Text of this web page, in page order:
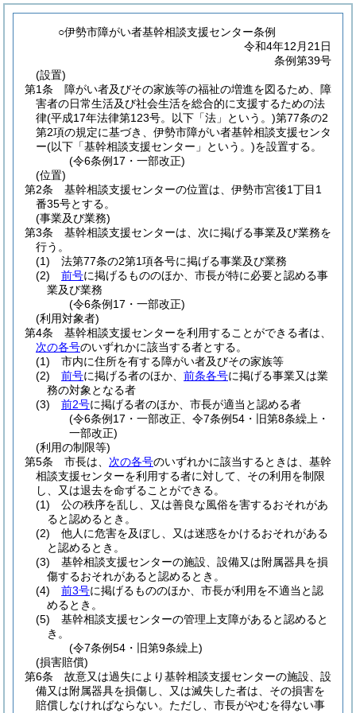
○伊勢市障がい者基幹相談支援センター条例
令和4年12月21日
条例第39号
(設置)
第1条
障がい者及びその家族等の福祉の増進を図るため、障
害者の日常生活及び社会生活を総合的に支援するための法
律(平成17年法律第123号。以下「法」という。)第77条の2
第2項の規定に基づき、伊勢市障がい者基幹相談支援センタ
ー(以下「基幹相談支援センター」という。)を設置する。
(令6条例17・一部改正)
(位置)
第2条
基幹相談支援センターの位置は、伊勢市宮後1丁目1
番35号とする。
(事業及び業務)
第3条
基幹相談支援センターは、次に掲げる事業及び業務を
行う。
(1)
法第77条の2第1項各号に掲げる事業及び業務
(2)
前号に掲げるもののほか、市長が特に必要と認める事
業及び業務
(令6条例17・一部改正)
(利用対象者)
第4条
基幹相談支援センターを利用することができる者は、
次の各号のいずれかに該当する者とする。
(1)
市内に住所を有する障がい者及びその家族等
(2)
前号に掲げる者のほか、 前条各号に掲げる事業又は業
務の対象となる者
(3)
前2号に掲げる者のほか、市長が適当と認める者
(令6条例17・一部改正、令7条例54・旧第8条繰上・
一部改正)
(利用の制限等)
第5条
市長は、 次の各号のいずれかに該当するときは、基幹
相談支援センターを利用する者に対して、その利用を制限
し、又は退去を命ずることができる。
(1)
公の秩序を乱し、又は善良な風俗を害するおそれがあ
ると認めるとき。
(2)
他人に危害を及ぼし、又は迷惑をかけるおそれがある
と認めるとき。
(3)
基幹相談支援センターの施設、設備又は附属器具を損
傷するおそれがあると認めるとき。
(4)
前3号に掲げるもののほか、市長が利用を不適当と認
めるとき。
(5)
基幹相談支援センターの管理上支障があると認めると
き。
(令7条例54・旧第9条繰上)
(損害賠償)
第6条
故意又は過失により基幹相談支援センターの施設、設
備又は附属器具を損傷し、又は滅失した者は、その損害を
賠償しなければならない。 ただし、市長がやむを得ない事